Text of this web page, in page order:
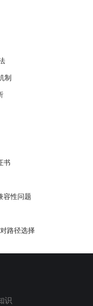
制
书
容性问题
路径选择
识